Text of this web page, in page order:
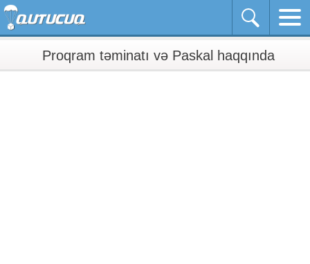
Proqram təminatı və Paskal haqqında